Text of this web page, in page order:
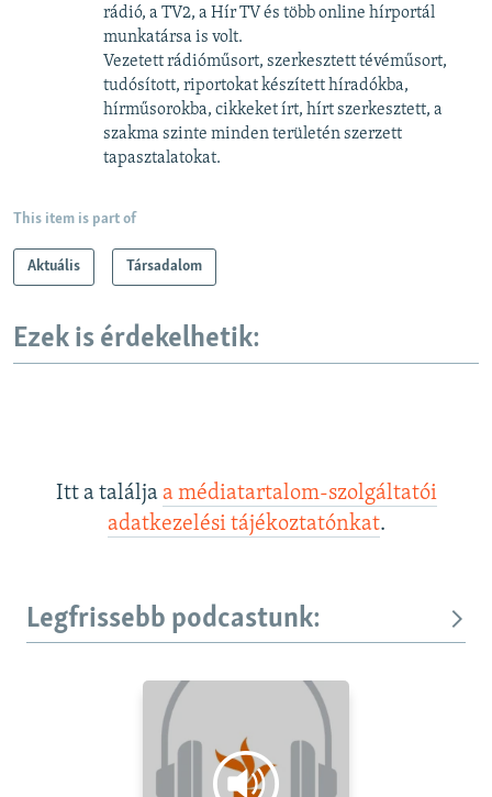
rádió, a TV2, a Hír TV és több online hírportál
munkatársa is volt.
Vezetett rádióműsort, szerkesztett tévéműsort,
tudósított, riportokat készített híradókba,
hírműsorokba, cikkeket írt, hírt szerkesztett, a
szakma szinte minden területén szerzett
tapasztalatokat.
This item is part of
Aktuális Társadalom
Ezek is érdekelhetik:
Itt a találja a médiatartalom-szolgáltatói
adatkezelési tájékoztatónkat.
Legfrissebb podcastunk: